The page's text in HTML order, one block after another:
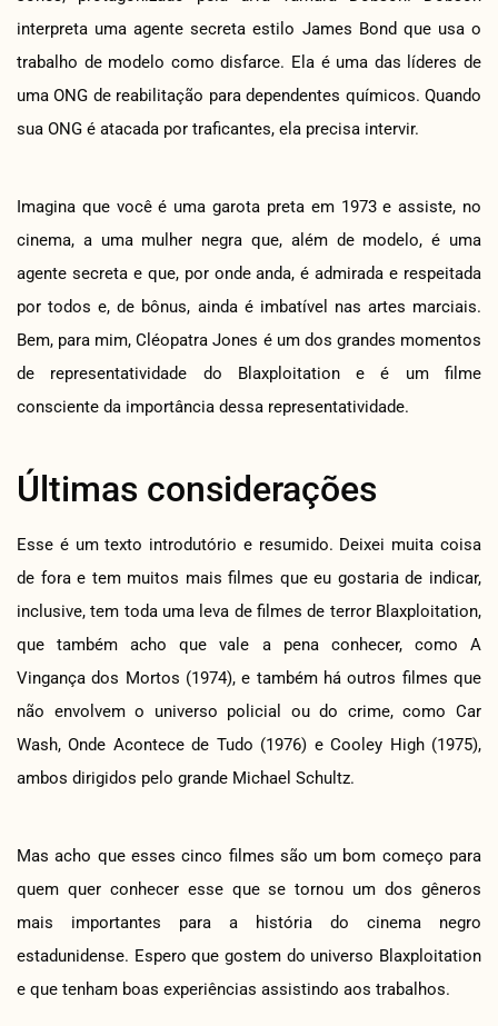
interpreta uma agente secreta estilo James Bond que usa o
trabalho de modelo como disfarce. Ela é uma das líderes de
uma ONG de reabilitação para dependentes químicos. Quando
sua ONG é atacada por traficantes, ela precisa intervir.
Imagina que você é uma garota preta em 1973 e assiste, no
cinema, a uma mulher negra que, além de modelo, é uma
agente secreta e que, por onde anda, é admirada e respeitada
por todos e, de bônus, ainda é imbatível nas artes marciais.
Bem, para mim, Cléopatra Jones é um dos grandes momentos
de representatividade do Blaxploitation e é um filme
consciente da importância dessa representatividade.
Últimas considerações
Esse é um texto introdutório e resumido. Deixei muita coisa
de fora e tem muitos mais filmes que eu gostaria de indicar,
inclusive, tem toda uma leva de filmes de terror Blaxploitation,
que também acho que vale a pena conhecer, como A
Vingança dos Mortos (1974), e também há outros filmes que
não envolvem o universo policial ou do crime, como Car
Wash, Onde Acontece de Tudo (1976) e Cooley High (1975),
ambos dirigidos pelo grande Michael Schultz.
Mas acho que esses cinco filmes são um bom começo para
quem quer conhecer esse que se tornou um dos gêneros
mais importantes para a história do cinema negro
estadunidense. Espero que gostem do universo Blaxploitation
e que tenham boas experiências assistindo aos trabalhos.